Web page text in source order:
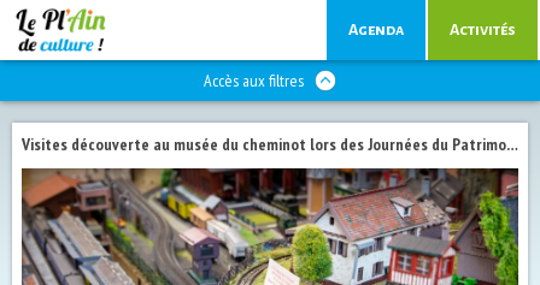
Agenda Activités
Accès aux filtres
Visites découverte au musée du cheminot lors des Journées du Patrimoine 2026